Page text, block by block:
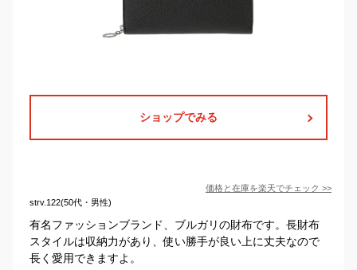
ショップでみる
価格と在庫を楽天でチェック >>
strv.122(50代・男性)
有名ファッションブランド、ブルガリの財布です。長財布
スタイルは収納力があり、使い勝手が良い上に丈夫なので
長く愛用できますよ。